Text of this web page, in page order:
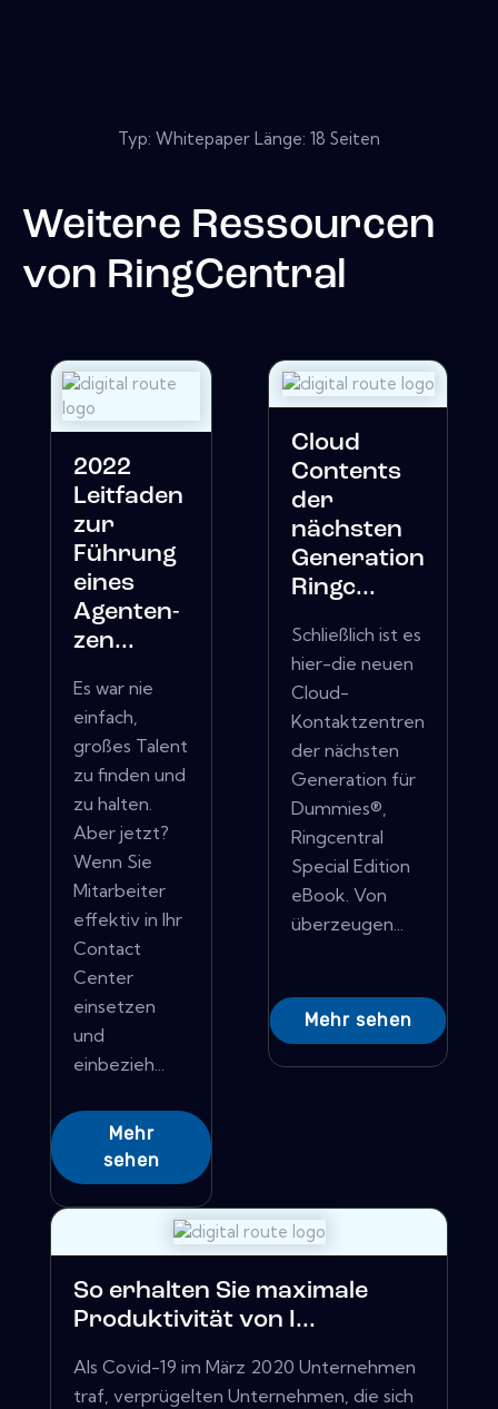
Typ: Whitepaper Länge: 18 Seiten
Weitere Ressourcen
von RingCentral
2022
Leitfaden
zur
Führung
eines
Agenten-
zen...
Es war nie
einfach,
großes Talent
zu finden und
zu halten.
Aber jetzt?
Wenn Sie
Mitarbeiter
effektiv in Ihr
Contact
Center
einsetzen
und
einbezieh...
Mehr
sehen
Cloud
Contents
der
nächsten
Generation
Ringc...
Schließlich ist es
hier-die neuen
Cloud-
Kontaktzentren
der nächsten
Generation für
Dummies®,
Ringcentral
Special Edition
eBook. Von
überzeugen...
Mehr sehen
So erhalten Sie maximale
Produktivität von I...
Als Covid-19 im März 2020 Unternehmen
traf, verprügelten Unternehmen, die sich